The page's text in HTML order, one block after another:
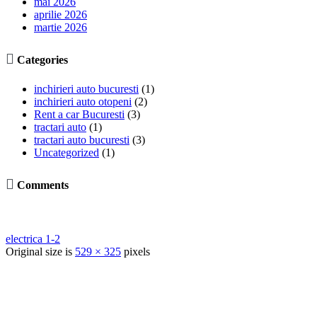
aprilie 2026
martie 2026
 Categories
inchirieri auto bucuresti (1)
inchirieri auto otopeni (2)
Rent a car Bucuresti (3)
tractari auto (1)
tractari auto bucuresti (3)
Uncategorized (1)
 Comments
electrica 1-2
Original size is 529 × 325 pixels